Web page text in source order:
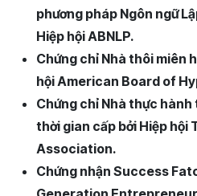
phương pháp Ngôn ngữ
Hiệp hội ABNLP.
Chứng chỉ Nhà thôi miên
hội American Board of
Chứng chỉ Nhà thực
thời gian cấp bởi Hiệp hội
Association.
Chứng nhận Success